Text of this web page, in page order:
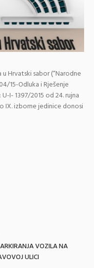
Hrvatski sabor (“Narodne
15-Odluka i Rješenje
I- 1397/2015 od 24. rujna
IX. izborne jedinice donosi
VOZILA NA
ULICI